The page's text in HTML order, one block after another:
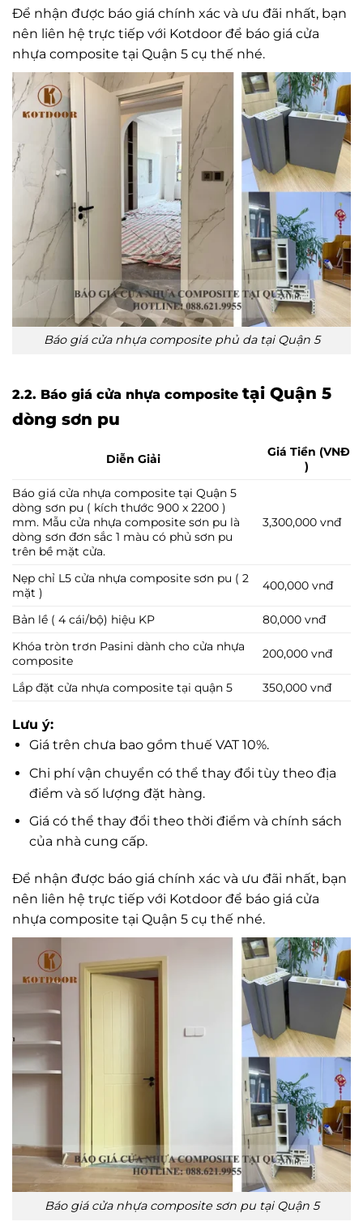
Để nhận được báo giá chính xác và ưu đãi nhất, bạn
nên liên hệ trực tiếp với Kotdoor để báo giá cửa
nhựa composite tại Quận 5 cụ thế nhé.
Báo giá cửa nhựa composite phủ da tại Quận 5
2.2. Báo giá cửa nhựa composite tại Quận 5
dòng sơn pu
Diễn Giải
Giá Tiền (VNĐ
)
Báo giá cửa nhựa composite tại Quận 5
dòng sơn pu ( kích thước 900 x 2200 )
mm. Mẫu cửa nhựa composite sơn pu là
dòng sơn đơn sắc 1 màu có phủ sơn pu
trên bề mặt cửa.
3,300,000 vnđ
Nẹp chỉ L5 cửa nhựa composite sơn pu ( 2
mặt )
400,000 vnđ
Bản lề ( 4 cái/bộ) hiệu KP
80,000 vnđ
Khóa tròn trơn Pasini dành cho cửa nhựa
composite
200,000 vnđ
Lắp đặt cửa nhựa composite tại quận 5 350,000 vnđ
Lưu ý:
Giá trên chưa bao gồm thuế VAT 10%.
Chi phí vận chuyển có thể thay đổi tùy theo địa
điểm và số lượng đặt hàng.
Giá có thể thay đổi theo thời điểm và chính sách
của nhà cung cấp.
Để nhận được báo giá chính xác và ưu đãi nhất, bạn
nên liên hệ trực tiếp với Kotdoor để báo giá cửa
nhựa composite tại Quận 5 cụ thế nhé.
Báo giá cửa nhựa composite sơn pu tại Quận 5